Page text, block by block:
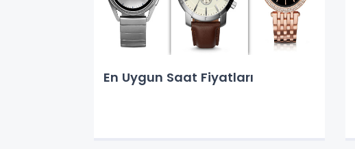
En Uygun Saat Fiyatları